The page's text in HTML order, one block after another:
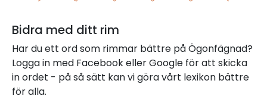
Bidra med ditt rim
Har du ett ord som rimmar bättre på Ögonfägnad?
Logga in med Facebook eller Google för att skicka
in ordet - på så sätt kan vi göra vårt lexikon bättre
för alla.